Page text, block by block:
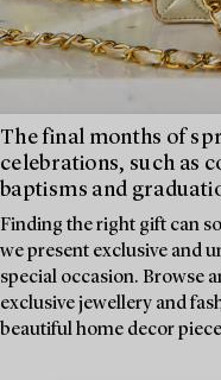
The final months of
celebrations, such as
baptisms and
Finding the right gift can
we present exclusive and
special occasion. Browse
exclusive jewellery and
beautiful home decor